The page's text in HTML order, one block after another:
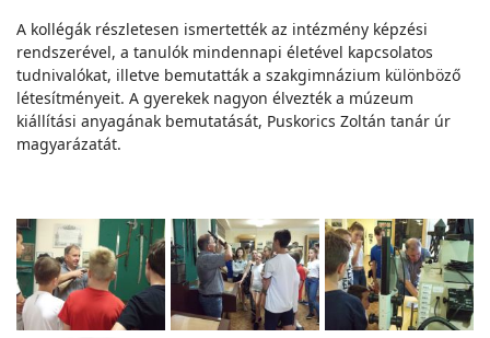
A kollégák részletesen ismertették az intézmény képzési
rendszerével, a tanulók mindennapi életével kapcsolatos
tudnivalókat, illetve bemutatták a szakgimnázium különböző
létesítményeit. A gyerekek nagyon élvezték a múzeum
kiállítási anyagának bemutatását, Puskorics Zoltán tanár úr
magyarázatát.